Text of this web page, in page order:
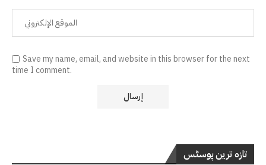
Save my name, email, and website in this browser for the next
time I comment.
تازہ ترین پوسٹس